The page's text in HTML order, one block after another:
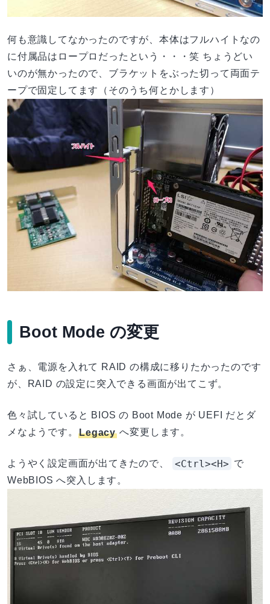
何も意識してなかったのですが、本体はフルハイトなの
に付属品はロープロだったという・・・笑 ちょうどい
いのが無かったので、ブラケットをぶった切って両面テ
ープで固定してます（そのうち何とかします）
Boot Mode の変更
さぁ、電源を入れて RAID の構成に移りたかったのです
が、RAID の設定に突入できる画面が出てこず。
色々試していると BIOS の Boot Mode が UEFI だとダ
メなようです。 Legacyへ変更します。
ようやく設定画面が出てきたので、 <Ctrl><H> で
WebBIOS へ突入します。